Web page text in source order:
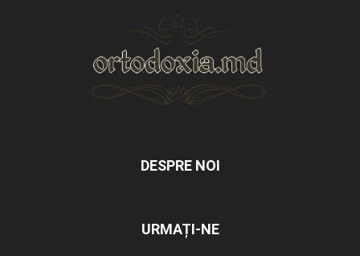
DESPRE NOI
URMAȚI-NE